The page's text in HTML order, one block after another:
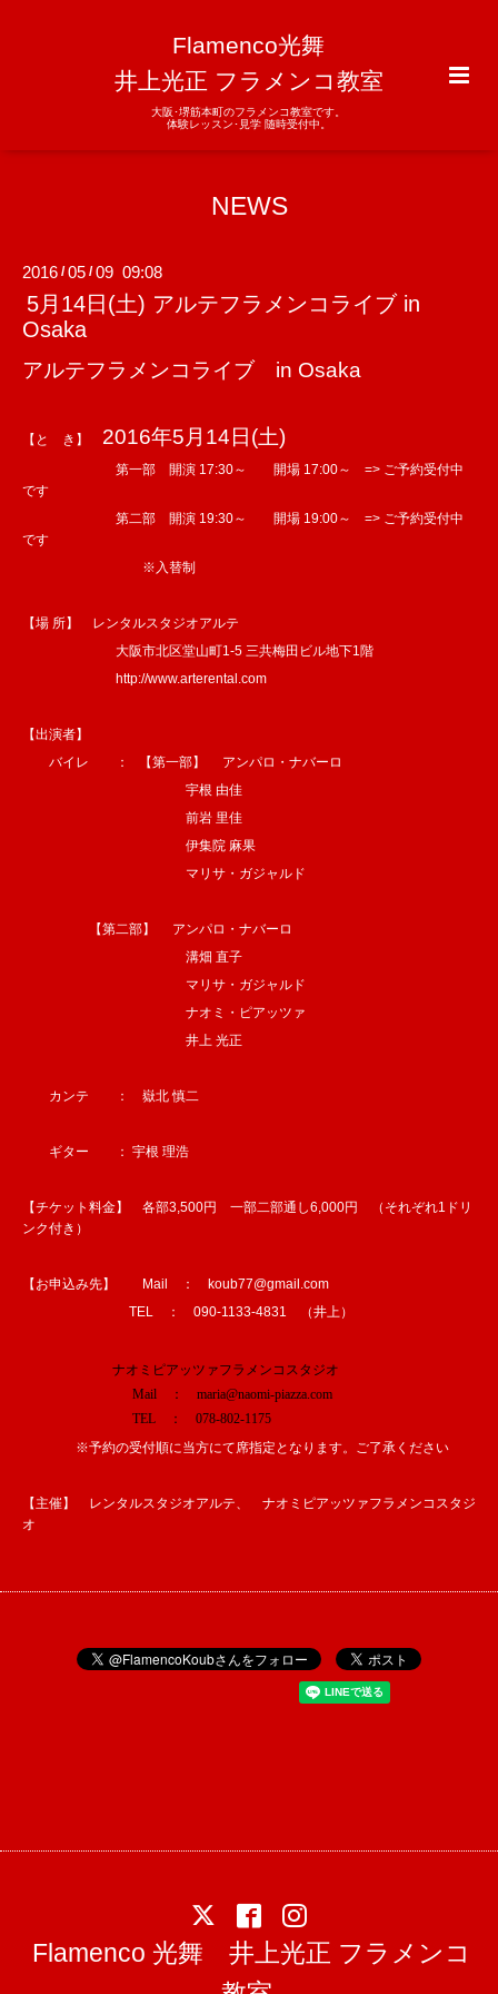
Flamenco光舞
井上光正 フラメンコ教室
大阪･堺筋本町のフラメンコ教室です。
体験レッスン･見学 随時受付中。
NEWS
2016 /05 /09 09:08
5月14日(土) アルテフラメンコライブ in
Osaka
アルテフラメンコライブ in Osaka
【と き】 2016年5月14日(土)
第一部 開演 17:30～ 開場 17:00～ => ご予約受付中
です
第二部 開演 19:30～ 開場 19:00～ => ご予約受付中
です
※入替制
【場 所】 レンタルスタジオアルテ
大阪市北区堂山町1-5 三共梅田ビル地下1階
http://www.arterental.com
【出演者】
バイレ ： 【第一部】 アンパロ・ナバーロ
宇根 由佳
前岩 里佳
伊集院 麻果
マリサ・ガジャルド
【第二部】 アンパロ・ナバーロ
溝畑 直子
マリサ・ガジャルド
ナオミ・ピアッツァ
井上 光正
カンテ ： 嶽北 慎二
ギター ： 宇根 理浩
【チケット料金】 各部3,500円 一部二部通し6,000円 （それぞれ1ドリ
ンク付き）
【お申込み先】 Mail ： koub77@gmail.com
TEL ： 090-1133-4831 （井上）
ナオミピアッツァフラメンコスタジオ
Mail ： maria@naomi-piazza.com
TEL ： 078-802-1175
※予約の受付順に当方にて席指定となります。ご了承ください
【主催】 レンタルスタジオアルテ、 ナオミピアッツァフラメンコスタジ
オ
Flamenco 光舞 井上光正 フラメンコ